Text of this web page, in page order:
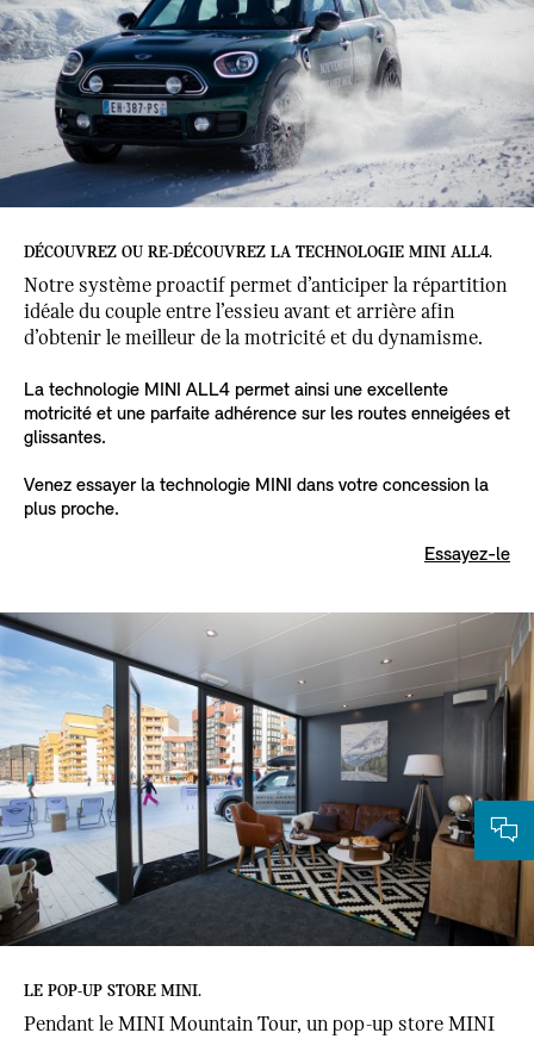
DÉCOUVREZ OU RE-DÉCOUVREZ LA TECHNOLOGIE MINI ALL4.
Notre système proactif permet d’anticiper la répartition
idéale du couple entre l’essieu avant et arrière afin
d’obtenir le meilleur de la motricité et du dynamisme.
La technologie MINI ALL4 permet ainsi une excellente
motricité et une parfaite adhérence sur les routes enneigées et
glissantes.
Venez essayer la technologie MINI dans votre concession la
plus proche.
Essayez-le
LE POP-UP STORE MINI.
Pendant le MINI Mountain Tour, un pop-up store MINI